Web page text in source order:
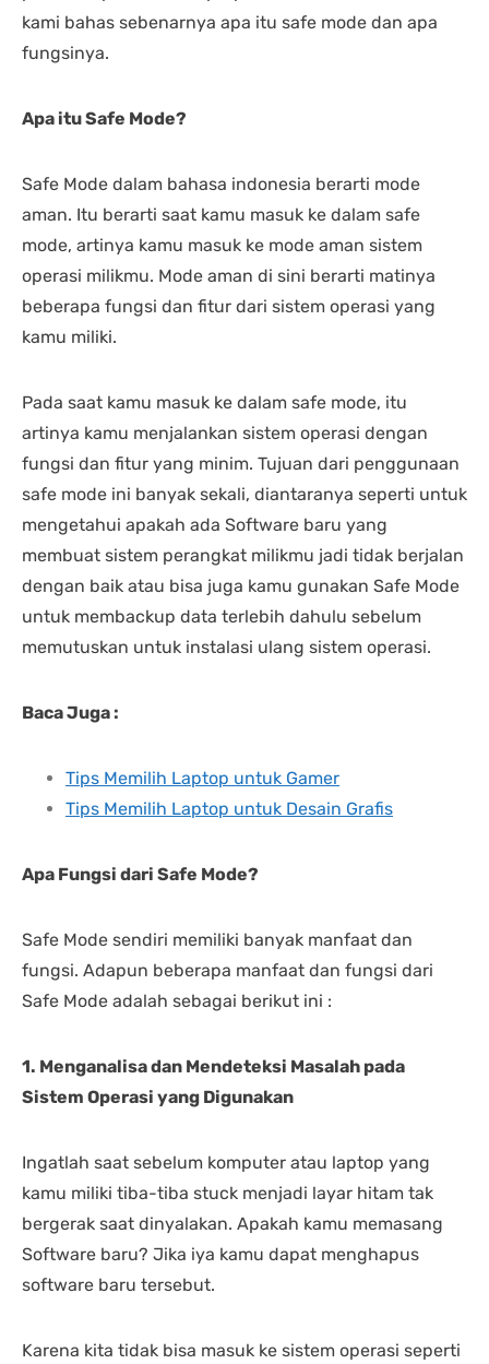
kami bahas sebenarnya apa itu safe mode dan apa
fungsinya.
Apa itu Safe Mode?
Safe Mode dalam bahasa indonesia berarti mode
aman. Itu berarti saat kamu masuk ke dalam safe
mode, artinya kamu masuk ke mode aman sistem
operasi milikmu. Mode aman di sini berarti matinya
beberapa fungsi dan fitur dari sistem operasi yang
kamu miliki.
Pada saat kamu masuk ke dalam safe mode, itu
artinya kamu menjalankan sistem operasi dengan
fungsi dan fitur yang minim. Tujuan dari penggunaan
safe mode ini banyak sekali, diantaranya seperti untuk
mengetahui apakah ada Software baru yang
membuat sistem perangkat milikmu jadi tidak berjalan
dengan baik atau bisa juga kamu gunakan Safe Mode
untuk membackup data terlebih dahulu sebelum
memutuskan untuk instalasi ulang sistem operasi.
Baca Juga :
Tips Memilih Laptop untuk Gamer
Tips Memilih Laptop untuk Desain Grafis
Apa Fungsi dari Safe Mode?
Safe Mode sendiri memiliki banyak manfaat dan
fungsi. Adapun beberapa manfaat dan fungsi dari
Safe Mode adalah sebagai berikut ini :
1. Menganalisa dan Mendeteksi Masalah pada
Sistem Operasi yang Digunakan
Ingatlah saat sebelum komputer atau laptop yang
kamu miliki tiba-tiba stuck menjadi layar hitam tak
bergerak saat dinyalakan. Apakah kamu memasang
Software baru? Jika iya kamu dapat menghapus
software baru tersebut.
Karena kita tidak bisa masuk ke sistem operasi seperti